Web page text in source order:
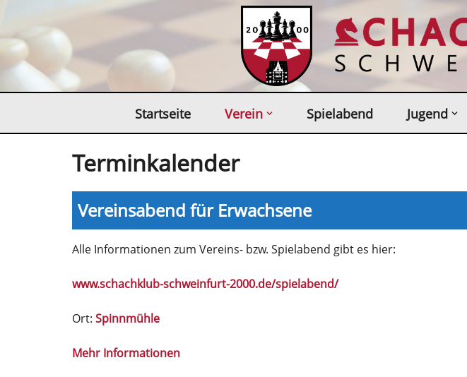
Zum
Inhalt
springen
Startseite Verein Spielabend Jugend
Terminkalender
Vereinsabend für Erwachsene
Alle Informationen zum Vereins- bzw. Spielabend gibt es hier:
www.schachklub-schweinfurt-2000.de/spielabend/
Ort: Spinnmühle
Mehr Informationen